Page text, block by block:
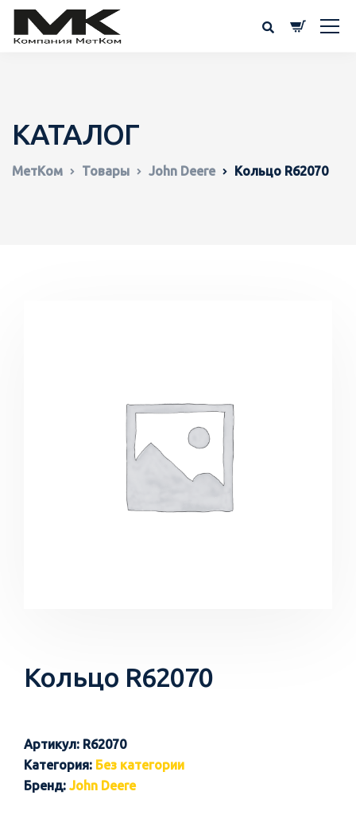
КАТАЛОГ
МетКом Товары John Deere Кольцо R62070
Кольцо R62070
Артикул: R62070
Категория: Без категории
Бренд: John Deere